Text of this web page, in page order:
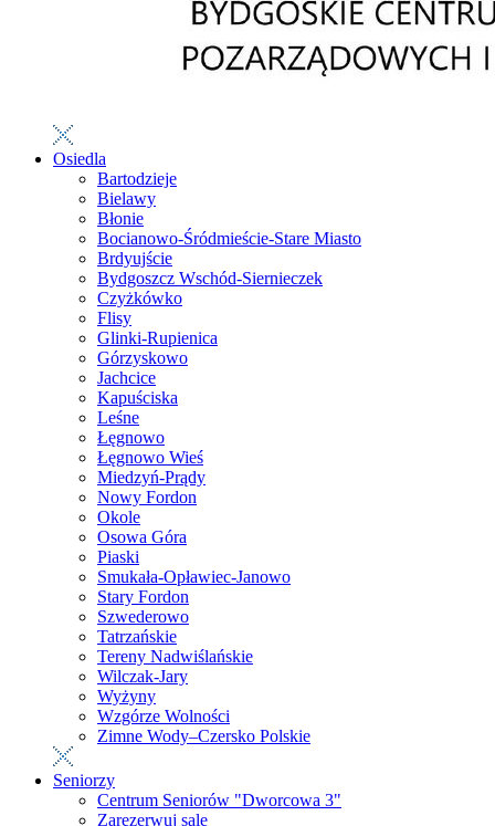
Osiedla
Bartodzieje
Bielawy
Błonie
Bocianowo-Śródmieście-Stare Miasto
Brdyujście
Bydgoszcz Wschód-Siernieczek
Czyżkówko
Flisy
Glinki-Rupienica
Górzyskowo
Jachcice
Kapuściska
Leśne
Łęgnowo
Łęgnowo Wieś
Miedzyń-Prądy
Nowy Fordon
Okole
Osowa Góra
Piaski
Smukała-Opławiec-Janowo
Stary Fordon
Szwederowo
Tatrzańskie
Tereny Nadwiślańskie
Wilczak-Jary
Wyżyny
Wzgórze Wolności
Zimne Wody–Czersko Polskie
Seniorzy
Centrum Seniorów "Dworcowa 3"
Zarezerwuj salę